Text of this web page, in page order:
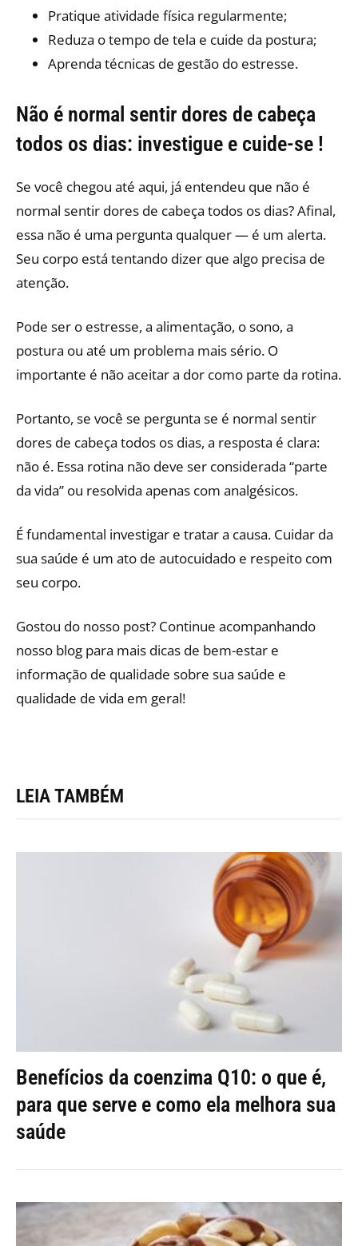
Pratique atividade física regularmente;
Reduza o tempo de tela e cuide da postura;
Aprenda técnicas de gestão do estresse.
Não é normal sentir dores de cabeça
todos os dias: investigue e cuide-se !
Se você chegou até aqui, já entendeu que não é
normal sentir dores de cabeça todos os dias? Afinal,
essa não é uma pergunta qualquer — é um alerta.
Seu corpo está tentando dizer que algo precisa de
atenção.
Pode ser o estresse, a alimentação, o sono, a
postura ou até um problema mais sério. O
importante é não aceitar a dor como parte da rotina.
Portanto, se você se pergunta se é normal sentir
dores de cabeça todos os dias, a resposta é clara:
não é. Essa rotina não deve ser considerada “parte
da vida” ou resolvida apenas com analgésicos.
É fundamental investigar e tratar a causa. Cuidar da
sua saúde é um ato de autocuidado e respeito com
seu corpo.
Gostou do nosso post? Continue acompanhando
nosso blog para mais dicas de bem-estar e
informação de qualidade sobre sua saúde e
qualidade de vida em geral!
LEIA TAMBÉM
Benefícios da coenzima Q10: o que é,
para que serve e como ela melhora sua
saúde